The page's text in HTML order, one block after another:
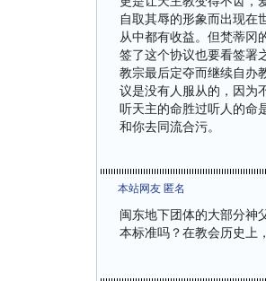
自取其辱的形象而出现在
从中都有收益。但梵蒂冈
签了这个协议也要看签署
教宗最后定夺而继续自办
议是没有人服从的，因为
听天主的命胜过听人的命
和你去同流合污。
本站网友 匿名
闽东地下团体的大部分
本标准吗？在教会历史